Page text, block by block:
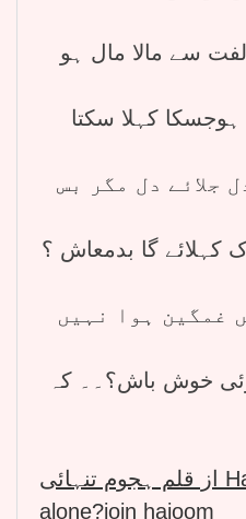
سے مالا مال ہو
کہلا سکتا
جلائے دل مگر بس
کہلائے گا بدمعاش ؟
غمگین ہوا نہیں
خوش باش؟۔۔ کہ
از قلم ہجوم تنہائی Hajoom E Tanhai
alone?join hajoom